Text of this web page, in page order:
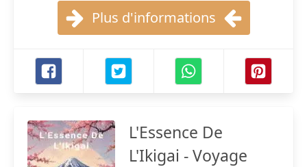
Plus d'informations
L'Essence De
L'Ikigai - Voyage